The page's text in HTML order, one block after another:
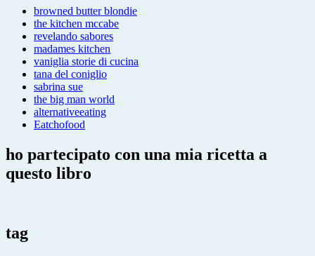
browned butter blondie
the kitchen mccabe
revelando sabores
madames kitchen
vaniglia storie di cucina
tana del coniglio
sabrina sue
the big man world
alternativeeating
Eatchofood
ho partecipato con una mia ricetta a
questo libro
tag